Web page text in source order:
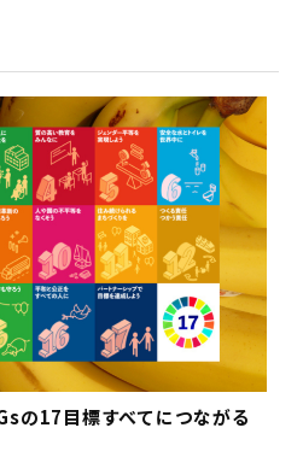
の17目標すべてにつながる